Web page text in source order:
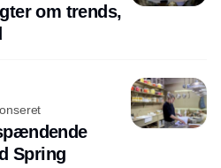
om trends,
Spring